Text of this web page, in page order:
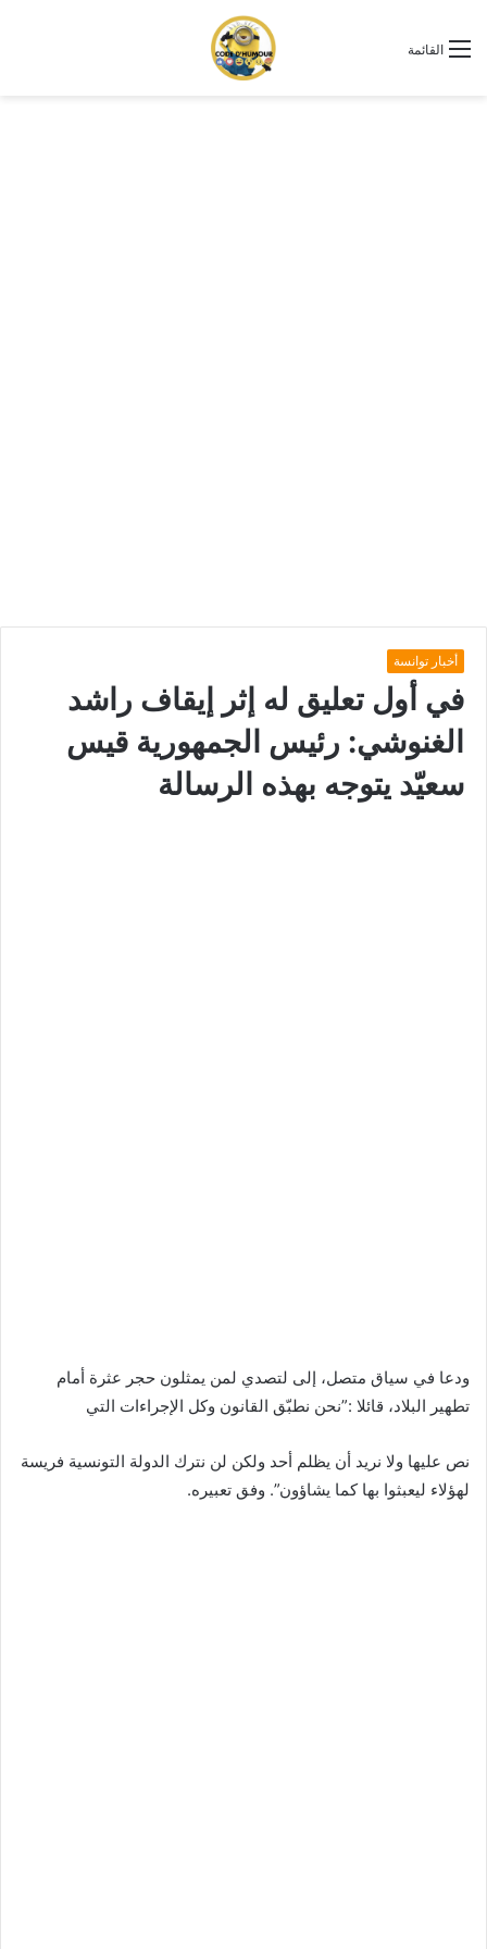
القائمة
أخبار توانسة
في أول تعليق له إثر إيقاف راشد
الغنوشي: رئيس الجمهورية قيس
سعيّد يتوجه بهذه الرسالة
ودعا في سياق متصل، إلى لتصدي لمن يمثلون حجر عثرة أمام
تطهير البلاد، قائلا :”نحن نطبّق القانون وكل الإجراءات التي
نص عليها ولا نريد أن يظلم أحد ولكن لن نترك الدولة التونسية فريسة
لهؤلاء ليعبثوا بها كما يشاؤون”. وفق تعبيره.